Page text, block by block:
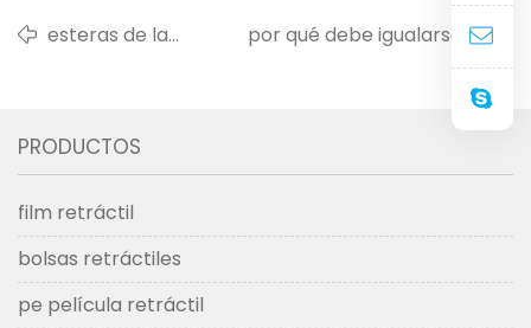
esteras de la
por qué debe igualarse la
temperatura del área de
contracción
PRODUCTOS
film retráctil
bolsas retráctiles
pe película retráctil